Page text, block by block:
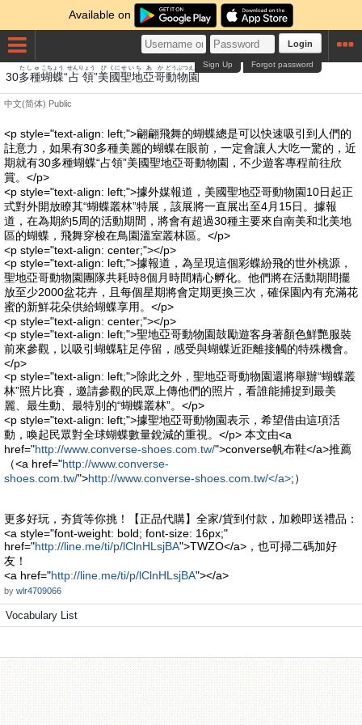
Available on
Login
Forgot password
Sign Up
30多種
たしゅ
蝴蝶
こちょう
“占領
せんりょう
”美
び
國
くに
聖地
せいち
亞
あ
哥
か
動物園
どうぶつえん
中文(简体) Public
<p style="text-align: left;">翩翩飛舞的蝴蝶總是可以快速吸引到人們的
註意力，如果有30多種美麗的蝴蝶在眼前，一定會讓人大吃一驚的，近
期就有30多種蝴蝶“占領”美國聖地亞哥動物園，不少遊客專程前往欣
賞。</p>
<p style="text-align: left;">據外媒報道，美國聖地亞哥動物園10日起正
式對外開放瞭其“蝴蝶叢林”特展，該展將一直展出至4月15日。據報
道，在為期約5周的活動期間，將會有超過30種主要來自南美和北美地
區的蝴蝶，飛舞穿梭在鳥園溫室叢林區。</p>
<p style="text-align: center;"></p>
<p style="text-align: left;">據報道，為呈現這個彩蝶紛飛的世外桃源，
聖地亞哥動物園團隊共耗時8個月時間精心孵化。他們將在活動期間擺
放至少2000盆花卉，且每個星期將會定期更換三次，確保園內有充滿花
蜜的新鮮花朵供給蝴蝶享用。</p>
<p style="text-align: center;"></p>
<p style="text-align: left;">聖地亞哥動物園鼓勵遊客身著顏色鮮艷服裝
前來參觀，以吸引蝴蝶駐足停留，感受與蝴蝶近距離接觸的特殊機會。
</p>
<p style="text-align: left;">除此之外，聖地亞哥動物園還將舉辦“蝴蝶叢
林”照片比賽，邀請參觀的民眾上傳他們的照片，看誰能捕捉到最美
麗、最生動、最特別的“蝴蝶叢林”。</p>
<p style="text-align: left;">據聖地亞哥動物園表示，希望借由這項活
動，喚起民眾對全球蝴蝶數量銳減的重視。</p> 本文由<a
href="http://www.converse-shoes.com.tw/">converse帆布鞋</a>推薦
（<a href="http://www.converse-
shoes.com.tw/">http://www.converse-shoes.com.tw/</a>;）
更多好玩，夯貨等你挑！【正品代購】全家/貨到付款，加赖即送禮品：
<a style="font-weight: bold; font-size: 16px;"
href="http://line.me/ti/p/lClnHLsjBA">TWZO</a>，也可掃二碼加好
友！
<a href="http://line.me/ti/p/lClnHLsjBA"></a>
by wlr4709066
Vocabulary List